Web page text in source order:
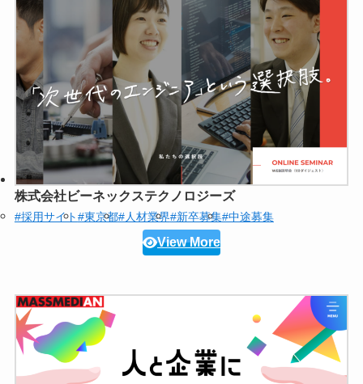
株式会社ビーネックステクノロジーズ
#採用サイト#東京都#人材業界#新卒募集#中途募集
View More